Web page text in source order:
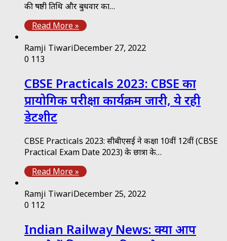
की षष्ठी तिथि और बुधवार का…
Read More »
Ramji TiwariDecember 27, 2022
0 113
CBSE Practicals 2023: CBSE का
प्रायोगिक परीक्षा कार्यक्रम जारी, ये रही
डेटशीट
CBSE Practicals 2023: सीबीएसई ने कक्षा 10वीं 12वीं (CBSE
Practical Exam Date 2023) के छात्रों के…
Read More »
Ramji TiwariDecember 25, 2022
0 112
Indian Railway News: क्या आप